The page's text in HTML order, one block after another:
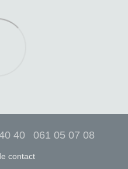
40 061 05 07 08
contact